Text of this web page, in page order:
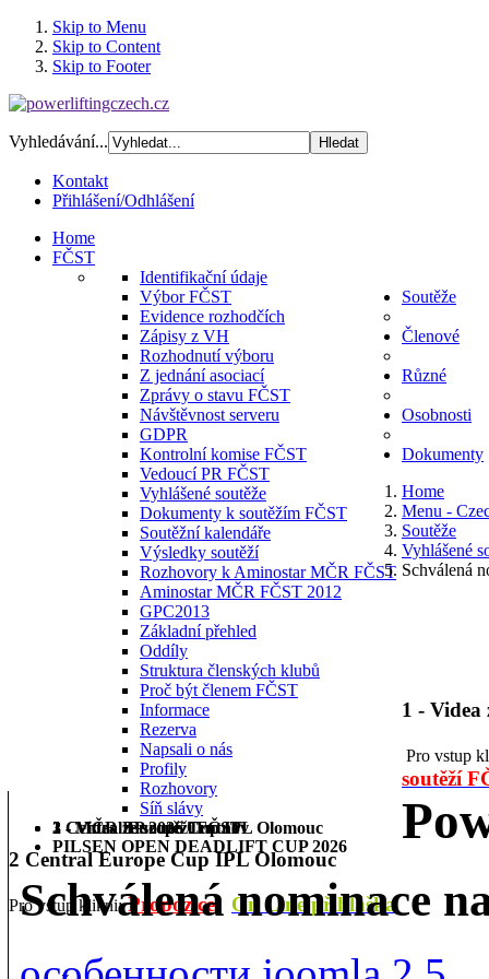
Skip to Menu
Skip to Content
Skip to Footer
Vyhledávání...
Kontakt
Přihlášení/Odhlášení
Home
FČST
Identifikační údaje
Výbor FČST
Evidence rozhodčích
Zápisy z VH
Rozhodnutí výboru
Z jednání asociací
Zprávy o stavu FČST
Návštěvnost serveru
GDPR
Kontrolní komise FČST
Vedoucí PR FČST
Soutěže
Vyhlášené soutěže
Dokumenty k soutěžím FČST
Soutěžní kalendáře
Výsledky soutěží
Rozhovory k Aminostar MČR FČST
Aminostar MČR FČST 2012
GPC2013
Členové
Základní přehled
Oddíly
Struktura členských klubů
Proč být členem FČST
Různé
Informace
Rezerva
Osobnosti
Napsali o nás
Profily
Rozhovory
Síň slávy
Dokumenty
Home
Menu -
Soutěže
Vyhlášené
Schválená
1 - Videa ze soutěží FČST
2 Central Europe Cup IPL Olomouc
3 - MČR BP 2026 Trutnov
PILSEN OPEN DEADLIFT CUP 2026
1 - Videa
Pro vstup
soutěží
2 Central Europe Cup IPL Olomouc
Pro vstup klikni: Propozice On Line přihláška
Schválená nominace